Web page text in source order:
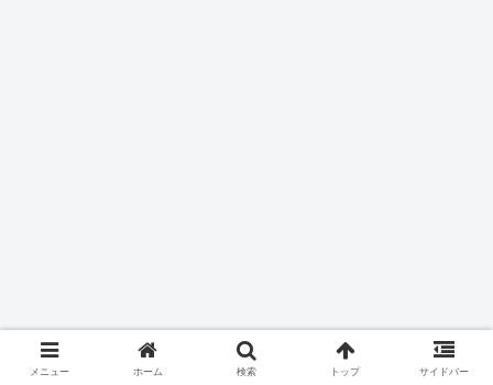
メニュー ホーム 検索 トップ サイドバー